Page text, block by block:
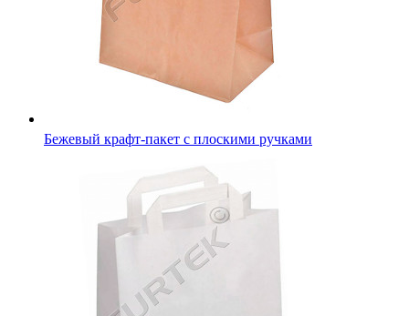
Бежевый крафт-пакет с плоскими ручками